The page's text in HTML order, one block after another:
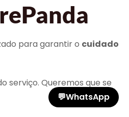
para garantir o cuidado
serviço. Queremos que se
💬WhatsApp